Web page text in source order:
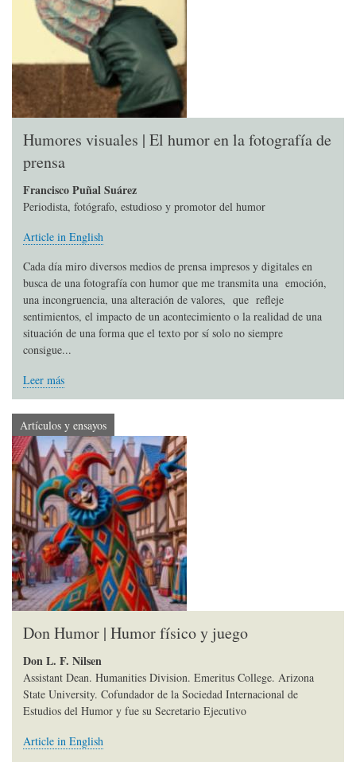
Humores visuales | El humor en la fotografía de
prensa
Francisco Puñal Suárez
Periodista, fotógrafo, estudioso y promotor del humor
Article in English
Cada día miro diversos medios de prensa impresos y digitales en
busca de una fotografía con humor que me transmita una emoción,
una incongruencia, una alteración de valores, que refleje
sentimientos, el impacto de un acontecimiento o la realidad de una
situación de una forma que el texto por sí solo no siempre
consigue...
Leer más
Artículos y ensayos
Don Humor | Humor físico y juego
Don L. F. Nilsen
Assistant Dean. Humanities Division. Emeritus College. Arizona
State University. Cofundador de la Sociedad Internacional de
Estudios del Humor y fue su Secretario Ejecutivo
Article in English